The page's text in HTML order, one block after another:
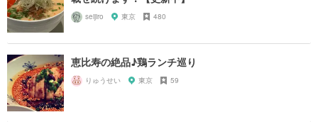
seijiro 東京 480
恵比寿の絶品♪鶏ランチ巡り
りゅうせい 東京 59